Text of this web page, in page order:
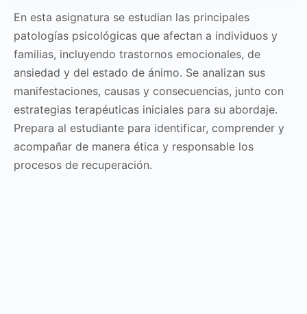
En esta asignatura se estudian las principales
patologías psicológicas que afectan a individuos y
familias, incluyendo trastornos emocionales, de
ansiedad y del estado de ánimo. Se analizan sus
manifestaciones, causas y consecuencias, junto con
estrategias terapéuticas iniciales para su abordaje.
Prepara al estudiante para identificar, comprender y
acompañar de manera ética y responsable los
procesos de recuperación.